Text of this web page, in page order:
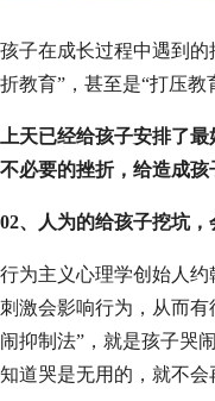
孩子在成长过程中遇到
折教育”，甚至是“打压教
上天已经给孩子安排了
不必要的挫折，给造成孩
02、人为的给孩子挖坑
行为主义心理学创始人约
刺激会影响行为，从而
闹抑制法”，就是孩子哭
知道哭是无用的，就不会